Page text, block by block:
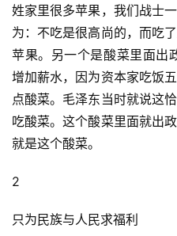
姓家里很多苹果，我们战士
为：不吃是很高尚的，而吃
苹果。另一个是酸菜里面出
增加薪水，因为资本家吃饭
点酸菜。毛泽东当时就说这
吃酸菜。这个酸菜里面就出
就是这个酸菜。
2
只为民族与人民求福利